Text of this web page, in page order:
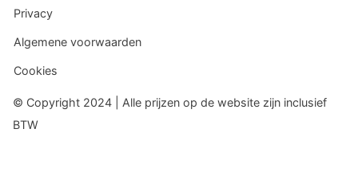
© Copyright 2024 | Alle prijzen op de website zijn inclusief
BTW
Privacy
Algemene voorwaarden
Cookies